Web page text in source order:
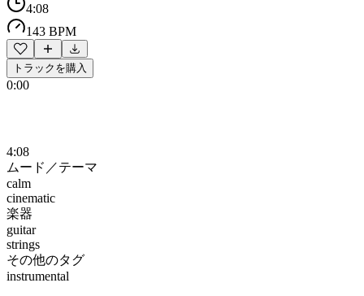
4:08
143 BPM
トラックを購入
0:00
4:08
ムード／テーマ
calm
cinematic
楽器
guitar
strings
その他のタグ
instrumental